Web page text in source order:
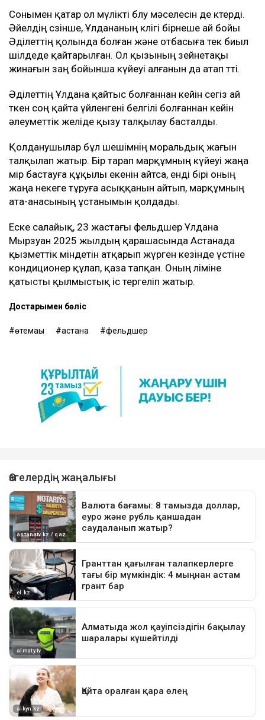
Сонымен қатар ол мүлікті бөлу мәселесін де көтерді.
Әйелдің сөзінше, Ұлдананың көлігі бірнеше ай бойы
Әділеттің қолында болған және отбасыға тек биыл
шілдеде қайтарылған. Ол қызының зейнетақы
жинағын заң бойынша күйеуі алғанын да атап өтті.
Әділеттің Ұлдана қайтыс болғаннан кейін сегіз ай
өткен соң қайта үйленгені белгілі болғаннан кейін
әлеуметтік желіде қызу талқылау басталды.
Қолданушылар бұл шешімнің моральдық жағын
талқылап жатыр. Бір тарап марқұмның күйеуі жаңа
өмір бастауға құқылы екенін айтса, енді бірі оның
жаңа некеге тұруға асыққанын айтып, марқұмның
ата-анасының ұстанымын қолдады.
Еске салайық, 23 жастағы фельдшер Ұлдана
Мырзуан 2025 жылдың қарашасында Астанада
қызметтік міндетін атқарып жүрген кезінде үстіне
кондиционер құлап, қаза тапқан. Оның өліміне
қатысты қылмыстық іс тергеліп жатыр.
Достарыңмен бөліс
өтемақы астана фельдшер